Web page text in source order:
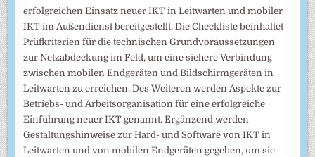
erfolgreichen Einsatz neuer IKT in Leitwarten und mobiler
IKT im Außendienst bereitgestellt. Die Checkliste beinhaltet
Prüfkriterien für die technischen Grundvoraussetzungen
zur Netzabdeckung im Feld, um eine sichere Verbindung
zwischen mobilen Endgeräten und Bildschirmgeräten in
Leitwarten zu erreichen. Des Weiteren werden Aspekte zur
Betriebs- und Arbeitsorganisation für eine erfolgreiche
Einführung neuer IKT genannt. Ergänzend werden
Gestaltungshinweise zur Hard- und Software von IKT in
Leitwarten und von mobilen Endgeräten gegeben, um sie